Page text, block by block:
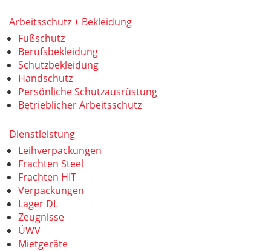
Arbeitsschutz + Bekleidung
Fußschutz
Berufsbekleidung
Schutzbekleidung
Handschutz
Persönliche Schutzausrüstung
Betrieblicher Arbeitsschutz
Dienstleistung
Leihverpackungen
Frachten Steel
Frachten HIT
Verpackungen
Lager DL
Zeugnisse
ÜWV
Mietgeräte